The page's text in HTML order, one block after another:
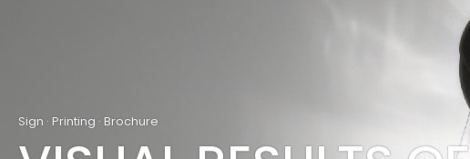
Sign · Printing · Brochure